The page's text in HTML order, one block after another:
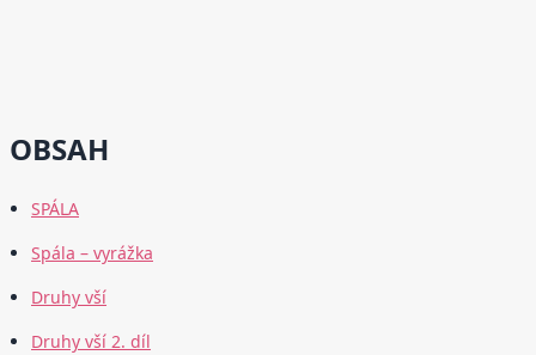
OBSAH
SPÁLA
Spála – vyrážka
Druhy vší
Druhy vší 2. díl